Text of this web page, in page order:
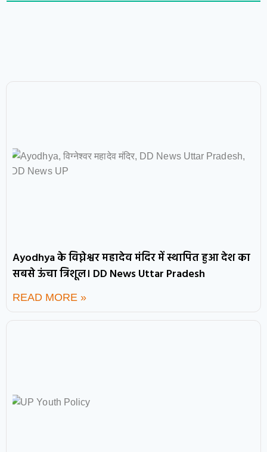
Ayodhya के विघ्नेश्वर महादेव मंदिर में स्थापित हुआ देश का
सबसे ऊंचा त्रिशूल। DD News Uttar Pradesh
READ MORE »